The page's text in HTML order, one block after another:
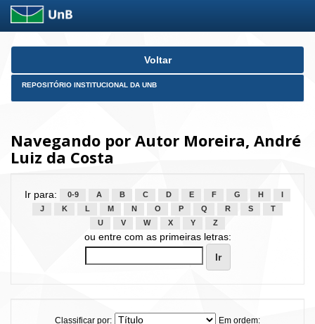
Skip
Voltar
REPOSITÓRIO INSTITUCIONAL DA UNB
Navegando por Autor Moreira, André
Luiz da Costa
Ir para: 0-9 A B C D E F G H
J
K L M N O P Q R S
T
U
V W X Y Z
ou entre com as primeiras letras:
Classificar por:
Em ordem: